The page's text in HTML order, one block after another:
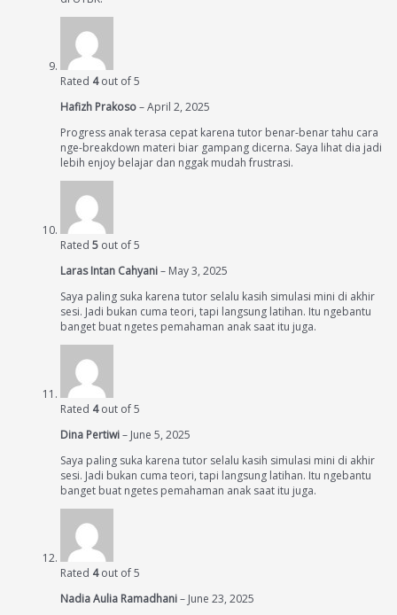
Rated 4out of 5
Hafizh Prakoso–April 2, 2025
Progress anak terasa cepat karena tutor benar-benar tahu cara
nge-breakdown materi biar gampang dicerna. Saya lihat dia jadi
lebih enjoy belajar dan nggak mudah frustrasi.
Rated 5 out of 5
Laras Intan Cahyani– May 3, 2025
Saya paling suka karena tutor selalu kasih simulasi mini di akhir
sesi. Jadi bukan cuma teori, tapi langsung latihan. Itu ngebantu
banget buat ngetes pemahaman anak saat itu juga.
Rated 4out of 5
Dina Pertiwi– June 5, 2025
Saya paling suka karena tutor selalu kasih simulasi mini di akhir
sesi. Jadi bukan cuma teori, tapi langsung latihan. Itu ngebantu
banget buat ngetes pemahaman anak saat itu juga.
Rated 4out of 5
Nadia Aulia Ramadhani– June 23, 2025